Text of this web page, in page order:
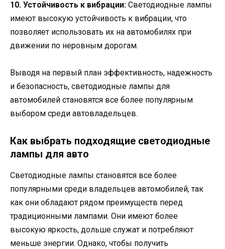
10. Устойчивость к вибрации: Светодиодные лампы
имеют высокую устойчивость к вибрации, что
позволяет использовать их на автомобилях при
движении по неровным дорогам.
Выводя на первый план эффективность, надежность
и безопасность, светодиодные лампы для
автомобилей становятся все более популярным
выбором среди автовладельцев.
Как выбрать подходящие светодиодные
лампы для авто
Светодиодные лампы становятся все более
популярными среди владельцев автомобилей, так
как они обладают рядом преимуществ перед
традиционными лампами. Они имеют более
высокую яркость, дольше служат и потребляют
меньше энергии. Однако, чтобы получить